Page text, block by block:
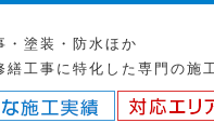
・塗装・防水ほか
工事に特化した専門の施